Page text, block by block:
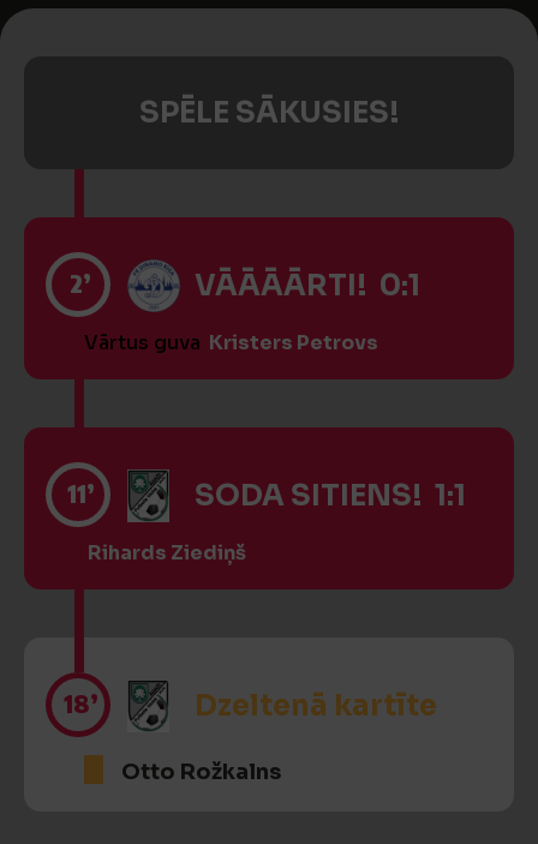
SPĒLE SĀKUSIES!
2’ VĀĀĀĀRTI! 0:1
Vārtus guva Kristers Petrovs
11’ SODA SITIENS! 1:1
Rihards Ziediņš
18’ Dzeltenā kartīte
Otto Rožkalns